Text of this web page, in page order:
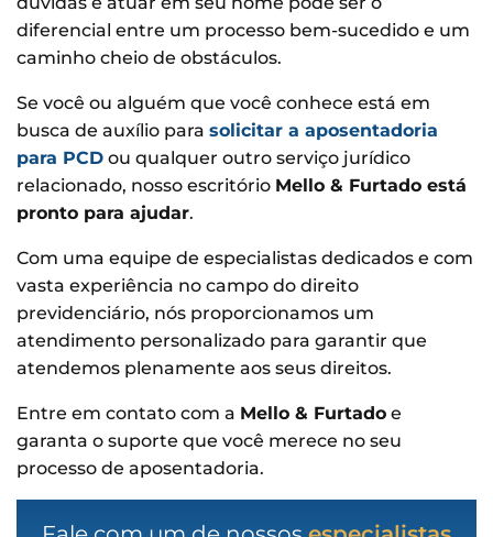
diferencial entre um processo bem-sucedido e um
caminho cheio de obstáculos.
Se você ou alguém que você conhece está em
busca de auxílio para solicitar a aposentadoria
para PCD ou qualquer outro serviço jurídico
relacionado, nosso escritório Mello & Furtado está
pronto para ajudar.
Com uma equipe de especialistas dedicados e com
vasta experiência no campo do direito
previdenciário, nós proporcionamos um
atendimento personalizado para garantir que
atendemos plenamente aos seus direitos.
Entre em contato com a Mello & Furtado e
garanta o suporte que você merece no seu
processo de aposentadoria.